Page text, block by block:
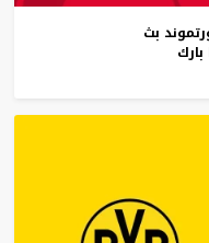
بث
بارك